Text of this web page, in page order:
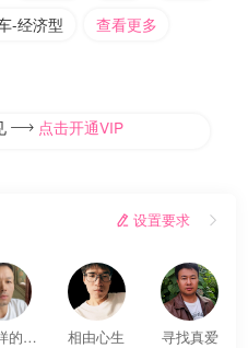
-经济型 查看更多
 点击开通VIP
 设置要求 
风一样的男子
相由心生
寻找真爱